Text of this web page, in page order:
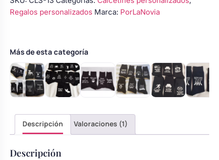
de
boda
Regalos personalizados Marca: PorLaNovia
Más de esta categoría
Descripción Valoraciones (1)
Descripción